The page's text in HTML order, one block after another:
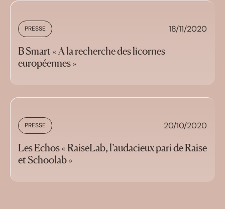
PRESSE 18/11/2020
B Smart « A la recherche des licornes
européennes »
PRESSE 20/10/2020
Les Echos « RaiseLab, l’audacieux pari de Raise
et Schoolab »